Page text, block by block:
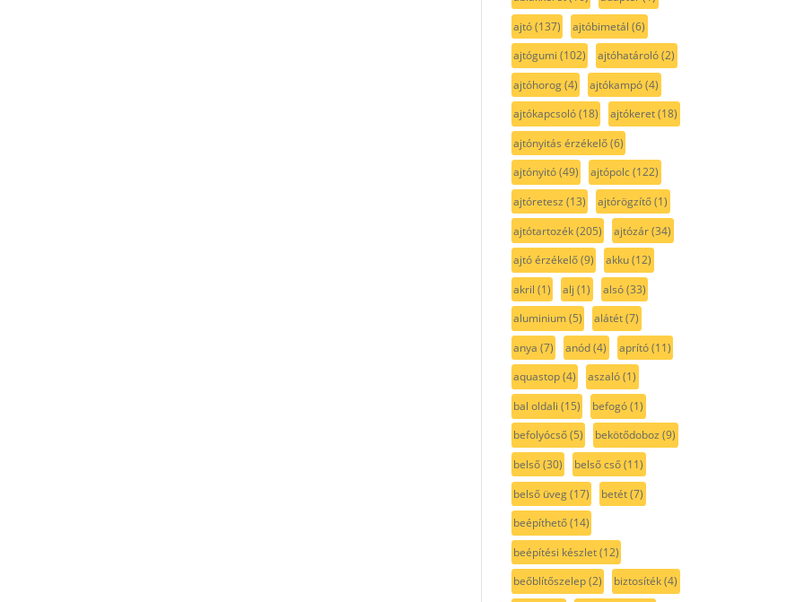
ajtó(137) ajtóbimetál (6)
ajtógumi (102) ajtóhatároló(2)
ajtóhorog(4) ajtókampó(4)
ajtókapcsoló(18) ajtókeret(18)
ajtónyitás érzékelő(6)
ajtónyitó(49) ajtópolc(122)
ajtóretesz (13) ajtórögzítő(1)
ajtótartozék(205) ajtózár(34)
ajtó érzékelő(9) akku(12)
akril (1) alj (1) alsó(33)
aluminium(5) alátét(7)
anya (7) anód(4) aprító(11)
aquastop(4) aszaló(1)
bal oldali (15) befogó(1)
befolyócső(5) bekötődoboz (9)
belső(30) belső cső(11)
belső üveg(17) betét(7)
beépíthető(14)
beépítési készlet(12)
beőblítőszelep(2) biztosíték(4)